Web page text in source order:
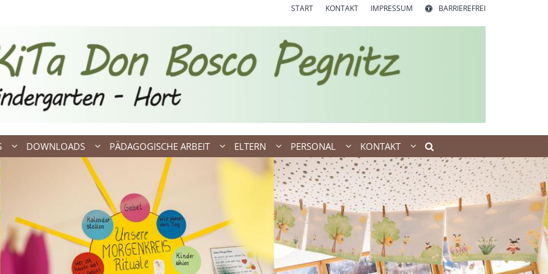
START KONTAKT IMPRESSUM BARRIEREFREI
DOWNLOADS PÄDAGOGISCHE ARBEIT ELTERN PERSONAL KONTAKT